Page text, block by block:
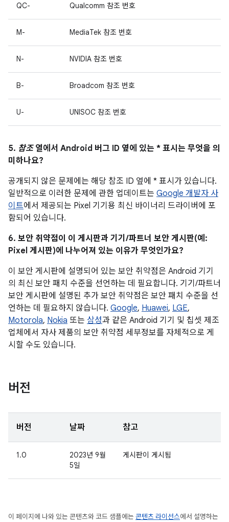
QC- Qualcomm 참조 번호
M- MediaTek 참조 번호
N- NVIDIA 참조 번호
B- Broadcom 참조 번호
U- UNISOC 참조 번호
5. 참조열에서 Android 버그 ID 옆에 있는 * 표시는 무엇을 의
미하나요?
공개되지 않은 문제에는 해당 참조 ID 옆에 * 표시가 있습니다.
일반적으로 이러한 문제에 관한 업데이트는 Google 개발자 사
이트에서 제공되는 Pixel 기기용 최신 바이너리 드라이버에 포
함되어 있습니다.
6. 보안 취약점이 이 게시판과 기기/파트너 보안 게시판(예:
Pixel 게시판)에 나누어져 있는 이유가 무엇인가요?
이 보안 게시판에 설명되어 있는 보안 취약점은 Android 기기
의 최신 보안 패치 수준을 선언하는 데 필요합니다. 기기/파트너
보안 게시판에 설명된 추가 보안 취약점은 보안 패치 수준을 선
언하는 데 필요하지 않습니다. Google, Huawei, LGE,
Motorola, Nokia 또는 삼성과 같은 Android 기기 및 칩셋 제조
업체에서 자사 제품의 보안 취약점 세부정보를 자체적으로 게
시할 수도 있습니다.
버전
버전 날짜 참고
1.0
2023년 9월
5일
게시판이 게시됨
이 페이지에 나와 있는 콘텐츠와 코드 샘플에는 콘텐츠 라이선스에서 설명하는